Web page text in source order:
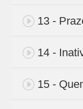
13 -
14 -
15 -